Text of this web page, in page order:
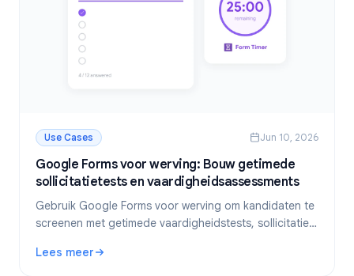
Use Cases Jun 10, 2026
Google Forms voor werving: Bouw getimede
sollicitatietests en vaardigheidsassessments
Gebruik Google Forms voor werving om kandidaten te
screenen met getimede vaardigheidstests, sollicitaties
handleiding voor HR-teams.
Lees meer
: Google Forms voor werving: Bouw getimede